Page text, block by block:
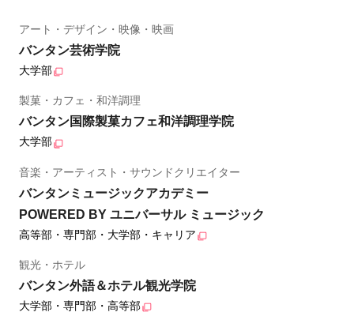
アート・デザイン・映像・映画
バンタン芸術学院
大学部
製菓・カフェ・和洋調理
バンタン国際製菓カフェ和洋調理学院
大学部
音楽・アーティスト・サウンドクリエイター
バンタンミュージックアカデミー
POWERED BY ユニバーサル ミュージック
高等部・専門部・大学部・キャリア
観光・ホテル
バンタン外語＆ホテル観光学院
大学部・専門部・高等部